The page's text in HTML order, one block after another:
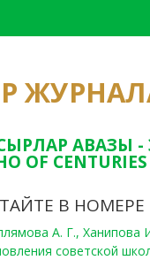
АВАЗЫ -
OF
В НОМЕРЕ
А. Г.,
советской